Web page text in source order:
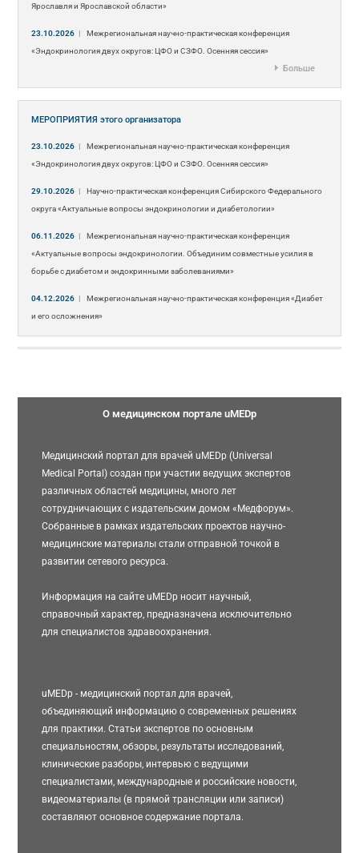
Ярославля и Ярославской области»
23.10.2026 |
Межрегиональная научно-практическая конференция
«Эндокринология двух округов: ЦФО и СЗФО. Осенняя сессия»
Больше
МЕРОПРИЯТИЯэтого организатора
23.10.2026 |
Межрегиональная научно-практическая конференция
«Эндокринология двух округов: ЦФО и СЗФО. Осенняя сессия»
29.10.2026 |
Научно-практическая конференция Сибирского Федерального
округа «Актуальные вопросы эндокринологии и диабетологии»
06.11.2026 |
Межрегиональная научно-практическая конференция
«Актуальные вопросы эндокринологии. Объединим совместные усилия в
борьбе с диабетом и эндокринными заболеваниями»
04.12.2026 |
Межрегиональная научно-практическая конференция «Диабет
и его осложнения»
О медицинском портале uMEDp
Медицинский портал для врачей uMEDp (Universal
Medical Portal) создан при участии ведущих экспертов
различных областей медицины, много лет
сотрудничающих с издательским домом «Медфорум».
Собранные в рамках издательских проектов научно-
медицинские материалы стали отправной точкой в
развитии сетевого ресурса.
Информация на сайте uMEDp носит научный,
справочный характер, предназначена исключительно
для специалистов здравоохранения.
uMEDp - медицинский портал для врачей,
объединяющий информацию о современных решениях
для практики. Статьи экспертов по основным
специальностям, обзоры, результаты исследований,
клинические разборы, интервью с ведущими
специалистами, международные и российские новости,
видеоматериалы (в прямой трансляции или записи)
составляют основное содержание портала.